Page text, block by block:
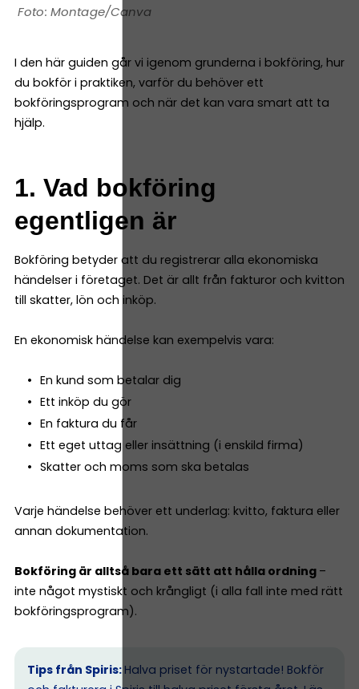
Montage/Canva
I den här guiden går vi igenom grunderna i bokföring, hur
du bokför i praktiken, varför du behöver ett
bokföringsprogram och när det kan vara smart att ta
hjälp.
1. Vad bokföring
egentligen är
Bokföring betyder att du registrerar alla ekonomiska
händelser i företaget. Det är allt från fakturor och kvitton
till skatter, lön och inköp.
En ekonomisk händelse kan exempelvis vara:
En kund som betalar dig
Ett inköp du gör
En faktura du får
Ett eget uttag eller insättning (i enskild firma)
Skatter och moms som ska betalas
Varje händelse behöver ett underlag: kvitto, faktura eller
annan dokumentation.
Bokföring är alltså bara ett sätt att hålla ordning –
inte något mystiskt och krångligt (i alla fall inte med rätt
bokföringsprogram).
Tips från Spiris: Halva priset för nystartade! Bokför